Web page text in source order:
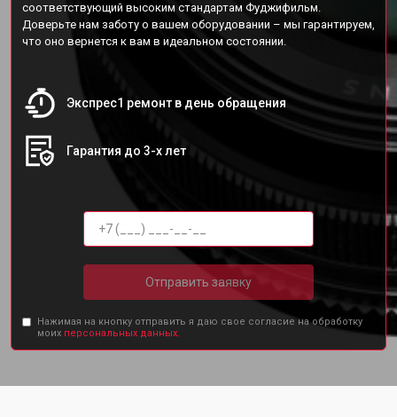
соответствующий высоким стандартам Фуджифильм.
Доверьте нам заботу о вашем оборудовании – мы гарантируем,
что оно вернется к вам в идеальном состоянии.
Экспрес1 ремонт в день обращения
Гарантия до 3-х лет
Отправить заявку
Нажимая на кнопку отправить я даю свое согласие на обработку
моих персональных данных.